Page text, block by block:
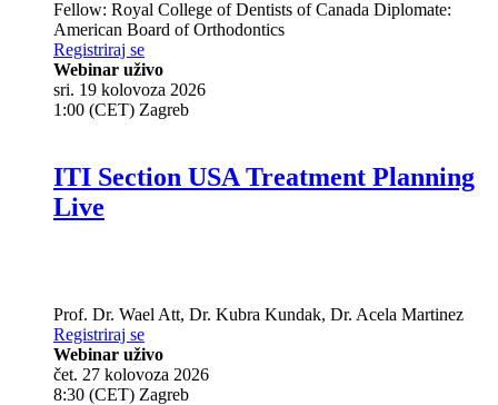
Fellow: Royal College of Dentists of Canada Diplomate:
American Board of Orthodontics
Registriraj se
Webinar uživo
sri. 19 kolovoza 2026
1:00 (CET) Zagreb
ITI Section USA Treatment Planning
Live
Prof. Dr. Wael Att, Dr. Kubra Kundak, Dr. Acela Martinez
Registriraj se
Webinar uživo
čet. 27 kolovoza 2026
8:30 (CET) Zagreb